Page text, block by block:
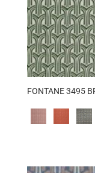
FONTANE 3495